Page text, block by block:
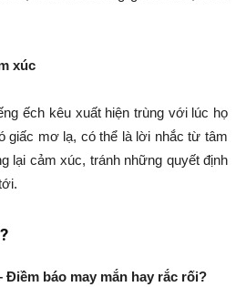
xúc
ếch kêu xuất hiện trùng với lúc họ
giấc mơ lạ, có thể là lời nhắc từ tâm
lại cảm xúc, tránh những quyết định
Điềm báo may mắn hay rắc rối?